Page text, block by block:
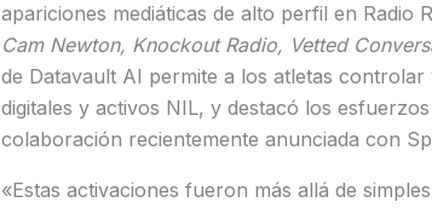
apariciones mediáticas de alto perfil en Radio
Cam Newton, Knockout Radio, Vetted
de Datavault AI permite a los atletas
digitales y activos NIL, y destacó los
colaboración recientemente anunciada con
«Estas activaciones fueron más allá de